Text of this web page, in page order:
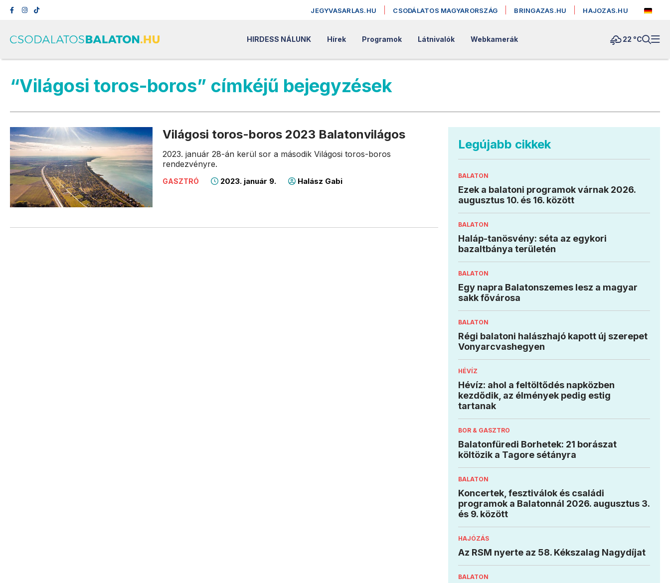
JEGYVASARLAS.HU CSODÁLATOS MAGYARORSZÁG BRINGAZAS.HU HAJOZAS.HU
HIRDESS NÁLUNK Hírek Programok Látnivalók Webkamerák 22 °C
“Világosi toros-boros” címkéjű bejegyzések
Világosi toros-boros 2023 Balatonvilágos
2023. január 28-án kerül sor a második Világosi toros-boros
rendezvényre.
GASZTRÓ 2023. január 9. Halász Gabi
Legújabb cikkek
BALATON
Ezek a balatoni programok várnak 2026.
augusztus 10. és 16. között
BALATON
Haláp-tanösvény: séta az egykori
bazaltbánya területén
BALATON
Egy napra Balatonszemes lesz a magyar
sakk fővárosa
BALATON
Régi balatoni halászhajó kapott új szerepet
Vonyarcvashegyen
HÉVÍZ
Hévíz: ahol a feltöltődés napközben
kezdődik, az élmények pedig estig
tartanak
BOR & GASZTRO
Balatonfüredi Borhetek: 21 borászat
költözik a Tagore sétányra
BALATON
Koncertek, fesztiválok és családi
programok a Balatonnál 2026. augusztus 3.
és 9. között
HAJÓZÁS
Az RSM nyerte az 58. Kékszalag Nagydíjat
BALATON